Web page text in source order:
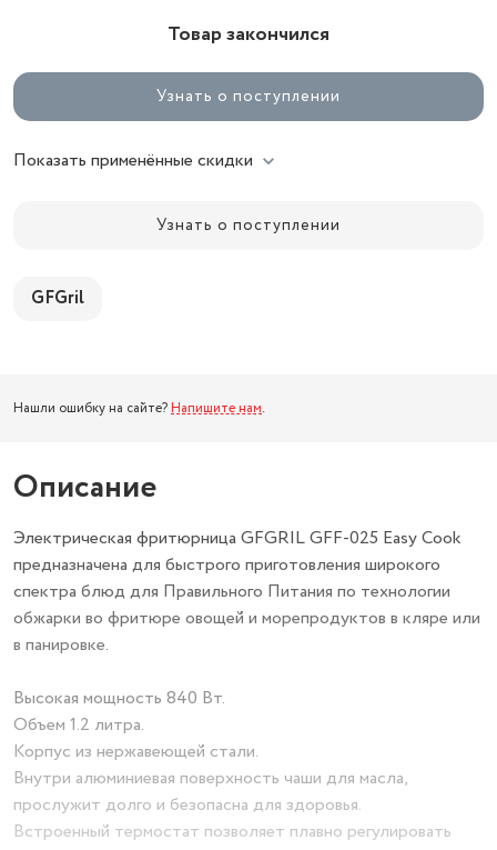
Товар закончился
Узнать о поступлении
Показать применённые скидки
Узнать о поступлении
GFGril
Нашли ошибку на сайте? Напишите нам.
Описание
Электрическая фритюрница GFGRIL GFF-025 Easy Cook
предназначена для быстрого приготовления широкого
спектра блюд для Правильного Питания по технологии
обжарки во фритюре овощей и морепродуктов в кляре или
в панировке.
Высокая мощность 840 Вт.
Объем 1.2 литра.
Корпус из нержавеющей стали.
Внутри алюминиевая поверхность чаши для масла,
прослужит долго и безопасна для здоровья.
Встроенный термостат позволяет плавно регулировать